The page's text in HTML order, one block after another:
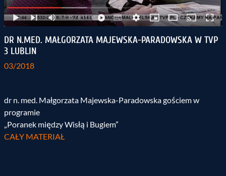
DR N.MED. MAŁGORZATA MAJEWSKA-PARADOWSKA W TVP
3 LUBLIN
03/2018
dr n. med. Małgorzata Majewska-Paradowska gościem w
programie
„Poranek między Wisłą i Bugiem”
CAŁY MATERIAŁ